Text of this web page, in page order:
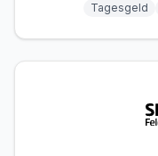
Tagesgeld